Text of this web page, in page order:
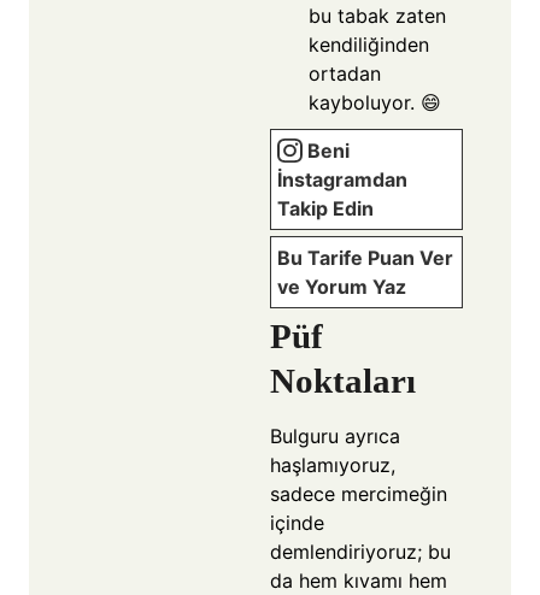
bu tabak zaten
kendiliğinden
ortadan
kayboluyor. 😄
Beni
İnstagramdan
Takip Edin
Bu Tarife Puan Ver
ve Yorum Yaz
Püf
Noktaları
Bulguru ayrıca
haşlamıyoruz,
sadece mercimeğin
içinde
demlendiriyoruz; bu
da hem kıvamı hem